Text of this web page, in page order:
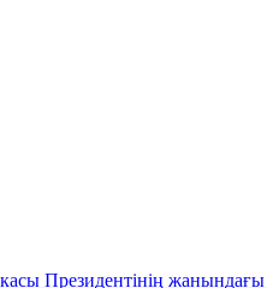
Президентінің